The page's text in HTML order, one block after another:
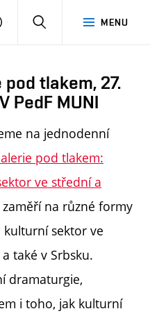
MENU
PŘIHLÁSIT
tlakem, 27.
PedF MUNI
na jednodenní
pod tlakem:
ve střední a
zaměří na různé formy
sektor ve
také v Srbsku.
dramaturgie,
i toho, jak kulturní